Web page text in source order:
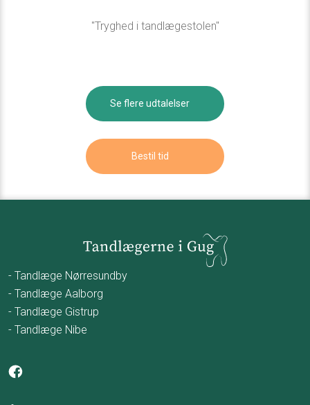
"Tryghed i tandlægestolen"​
Se flere udtalelser​
Bestil tid​
- Tandlæge Nørresundby
- Tandlæge Aalborg
- Tandlæge Gistrup
- Tandlæge Nibe